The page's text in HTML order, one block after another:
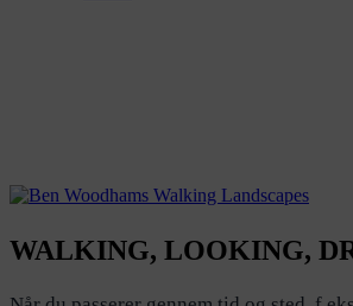
WALKING, LOOKING,